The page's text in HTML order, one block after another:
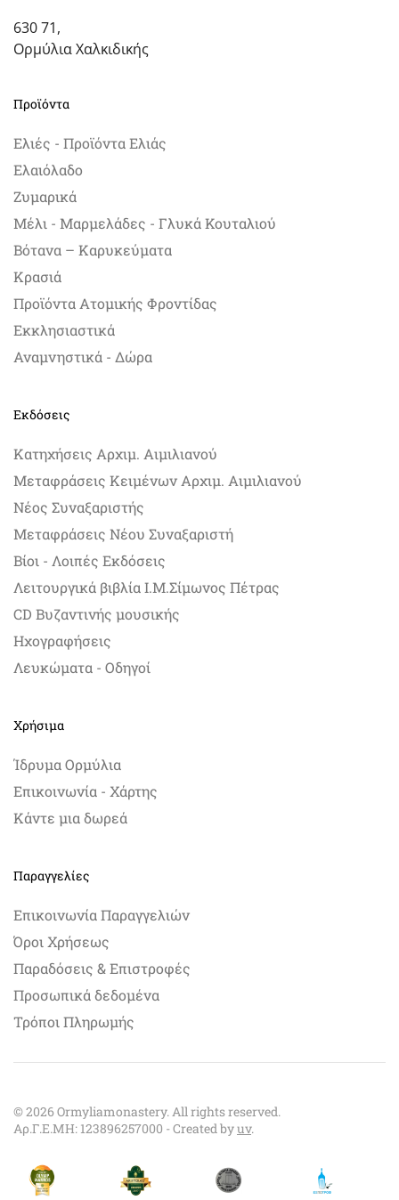
630 71,
Ορμύλια Χαλκιδικής
Προϊόντα
Ελιές - Προϊόντα Ελιάς
Ελαιόλαδο
Ζυμαρικά
Μέλι - Μαρμελάδες - Γλυκά Κουταλιού
Βότανα – Καρυκεύματα
Κρασιά
Προϊόντα Ατομικής Φροντίδας
Εκκλησιαστικά
Αναμνηστικά - Δώρα
Εκδόσεις
Κατηχήσεις Αρχιμ. Αιμιλιανού
Μεταφράσεις Κειμένων Αρχιμ. Αιμιλιανού
Νέος Συναξαριστής
Μεταφράσεις Νέου Συναξαριστή
Βίοι - Λοιπές Εκδόσεις
Λειτουργικά βιβλία Ι.Μ.Σίμωνος Πέτρας
CD Βυζαντινής μουσικής
Ηχογραφήσεις
Λευκώματα - Οδηγοί
Χρήσιμα
Ίδρυμα Ορμύλια
Επικοινωνία - Χάρτης
Κάντε μια δωρεά
Παραγγελίες
Επικοινωνία Παραγγελιών
Όροι Χρήσεως
Παραδόσεις & Επιστροφές
Προσωπικά δεδομένα
Τρόποι Πληρωμής
©2026Ormyliamonastery. All rights reserved.
Αρ.Γ.Ε.ΜΗ: 123896257000 - Created byuv.